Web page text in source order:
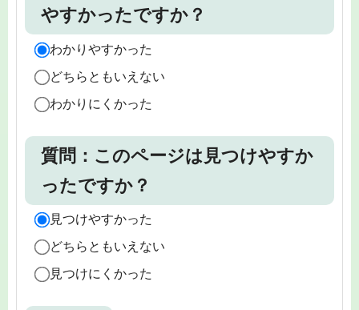
やすかったですか？
わかりやすかった
どちらともいえない
わかりにくかった
質問：このページは見つけやすか
ったですか？
見つけやすかった
どちらともいえない
見つけにくかった